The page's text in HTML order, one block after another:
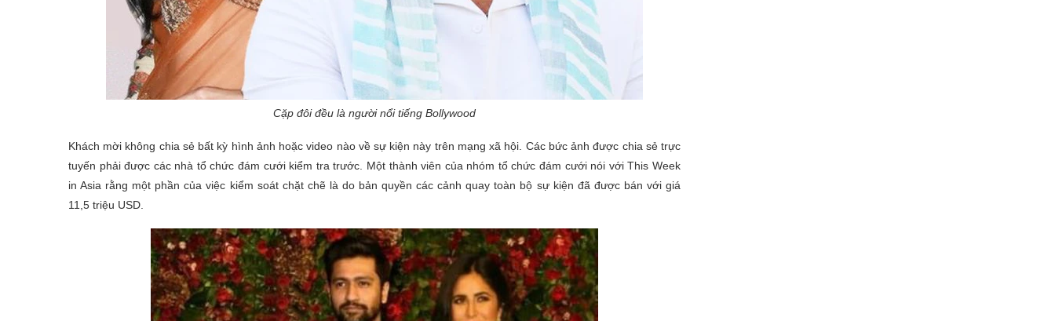
Cặp đôi đều là người nổi tiếng Bollywood
Khách mời không chia sẻ bất kỳ hình ảnh hoặc video nào về sự kiện này trên mạng xã hội. Các bức ảnh được chia sẻ trực
tuyến phải được các nhà tổ chức đám cưới kiểm tra trước. Một thành viên của nhóm tổ chức đám cưới nói với This Week
in Asia rằng một phần của việc kiểm soát chặt chẽ là do bản quyền các cảnh quay toàn bộ sự kiện đã được bán với giá
11,5 triệu USD.